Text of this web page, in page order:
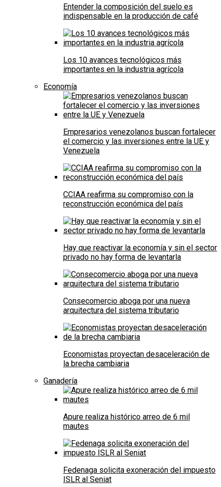
Entender la composición del suelo es
indispensable en la producción de café
Los 10 avances tecnológicos más
importantes en la industria agrícola
Economía
Empresarios venezolanos buscan fortalecer
el comercio y las inversiones entre la UE y
Venezuela
CCIAA reafirma su compromiso con la
reconstrucción económica del país
Hay que reactivar la economía y sin el sector
privado no hay forma de levantarla
Consecomercio aboga por una nueva
arquitectura del sistema tributario
Economistas proyectan desaceleración de
la brecha cambiaria
Ganadería
Apure realiza histórico arreo de 6 mil
mautes
Fedenaga solicita exoneración del impuesto
ISLR al Seniat